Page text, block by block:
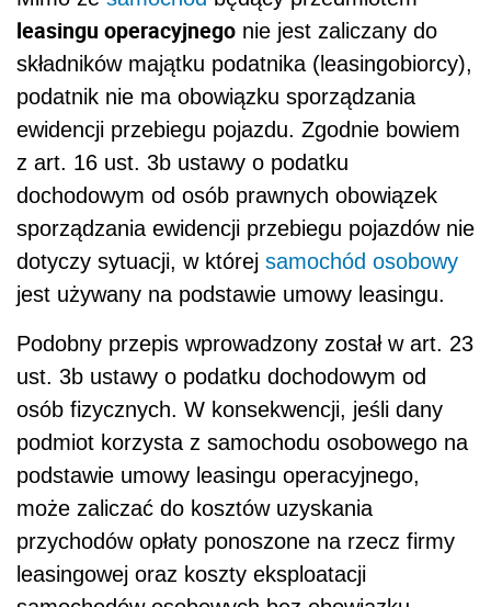
leasingu operacyjnego nie jest zaliczany do
składników majątku podatnika (leasingobiorcy),
podatnik nie ma obowiązku sporządzania
ewidencji przebiegu pojazdu. Zgodnie bowiem
z art. 16 ust. 3b ustawy o podatku
dochodowym od osób prawnych obowiązek
sporządzania ewidencji przebiegu pojazdów nie
dotyczy sytuacji, w której samochód osobowy
jest używany na podstawie umowy leasingu.
Podobny przepis wprowadzony został w art. 23
ust. 3b ustawy o podatku dochodowym od
osób fizycznych. W konsekwencji, jeśli dany
podmiot korzysta z samochodu osobowego na
podstawie umowy leasingu operacyjnego,
może zaliczać do kosztów uzyskania
przychodów opłaty ponoszone na rzecz firmy
leasingowej oraz koszty eksploatacji